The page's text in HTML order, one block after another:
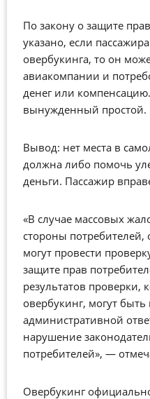
По закону о защите
указано, если
овербукинга, то он
авиакомпании и
денег или
вынужденный простой.
Вывод: нет места в
должна либо помочь
деньги. Пассажир
«В случае массовых
стороны потребителей,
могут провести
защите прав
результатов
овербукинг, могут
административной
нарушение
потребителей», —
Овербукинг